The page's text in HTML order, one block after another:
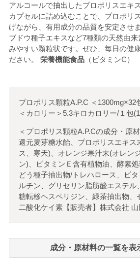
アルコールで抽出したプロポリスエキ
カプセルに詰め込むことで、プロポリ
げながら、有用成分の品質を安定させ
ブドウ種子エキスなど7種類の天然由
みやすい顆粒状です。ぜひ、毎日の健
ださい。 栄養機能食品（ビタミンC）
プロポリス顆粒A.P.C ＜ 1300mg×32
＜カロリー＞5.3キロカロリー/１包
＜プロポリス顆粒A.P.Cの成分・原
還元麦芽糖水飴、プロポリスエキス
ス、寒天)、オレンジ果汁末(オレン
ン)、ビタミンＥ含有植物油、酵素
どう種子抽出物/トレハロース、ビ
ルチン、グリセリン脂肪酸エステル
糖転移ヘスペリジン、緑茶抽出物、
二酸化ケイ素【販売者】株式会社
成分・原材料の一覧を表